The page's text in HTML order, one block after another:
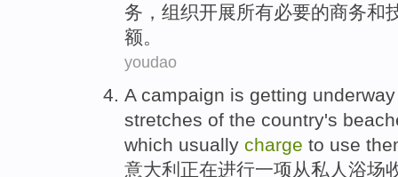
务 ， 组织开展所有必要的商务和
额。
youdao
A campaign is getting
stretches of the country's
which usually charge to use
意大利 正在进行一项从私人 浴场